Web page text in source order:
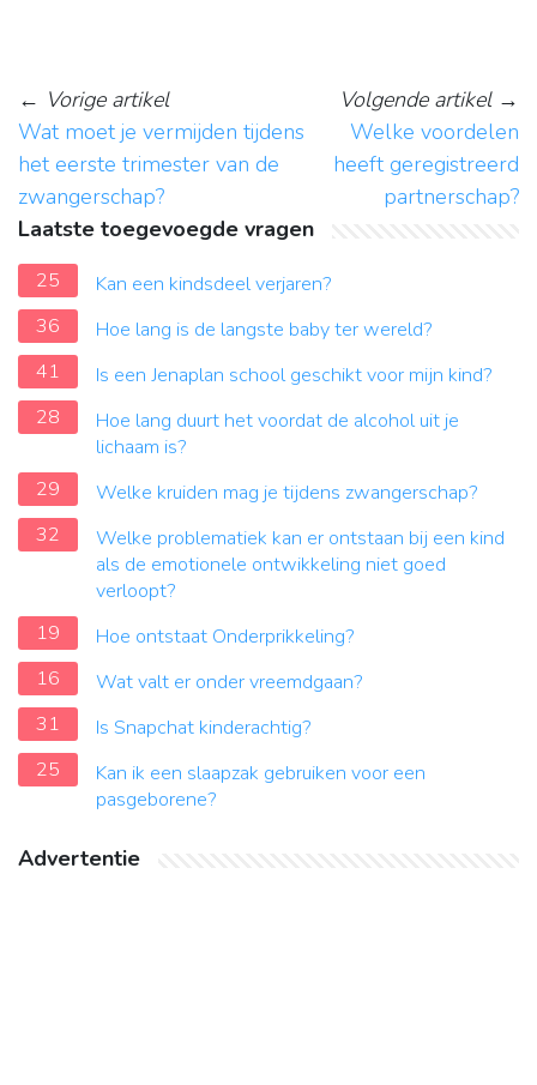
← Vorige artikel
Wat moet je vermijden tijdens
het eerste trimester van de
zwangerschap?
Volgende artikel→
Welke voordelen
heeft geregistreerd
partnerschap?
Laatste toegevoegde vragen
25
Kan een kindsdeel verjaren?
36
Hoe lang is de langste baby ter wereld?
41
Is een Jenaplan school geschikt voor mijn kind?
28
Hoe lang duurt het voordat de alcohol uit je
lichaam is?
29
Welke kruiden mag je tijdens zwangerschap?
32
Welke problematiek kan er ontstaan bij een kind
als de emotionele ontwikkeling niet goed
verloopt?
19
Hoe ontstaat Onderprikkeling?
16
Wat valt er onder vreemdgaan?
31
Is Snapchat kinderachtig?
25
Kan ik een slaapzak gebruiken voor een
pasgeborene?
Advertentie